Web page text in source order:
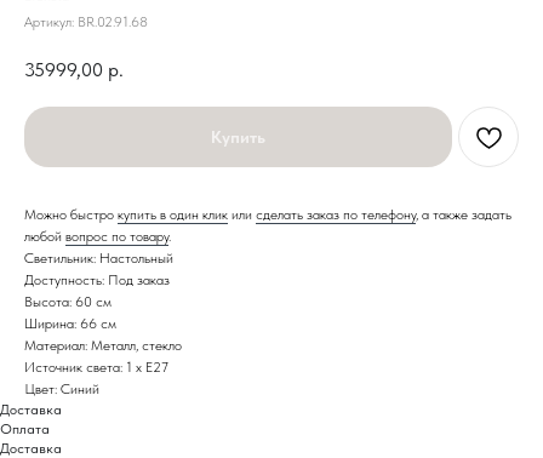
Артикул: BR.02.91.68
35999,00 р.
Купить
Можно быстро купить в один клик или сделать заказ по телефону, а также задать
любой вопрос по товару.
Светильник: Настольный
Доступность: Под заказ
Высота: 60 см
Ширина: 66 см
Материал: Металл, стекло
Источник света: 1 x E27
Цвет: Синий
Доставка
Оплата
Доставка